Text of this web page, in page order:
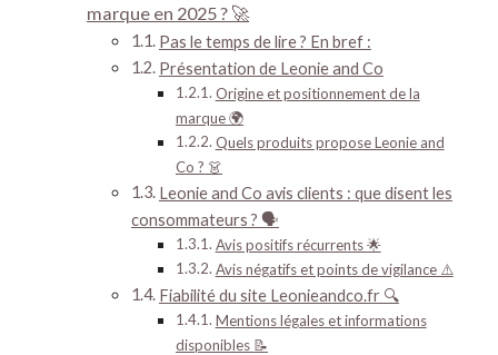
marque en 2025 ? 🚀
Pas le temps de lire ? En bref :
Présentation de Leonie and Co
Origine et positionnement de la
marque 🌍
Quels produits propose Leonie and
Co ? 👗
Leonie and Co avis clients : que disent les
consommateurs ? 🗣️
Avis positifs récurrents 🌟
Avis négatifs et points de vigilance ⚠️
Fiabilité du site Leonieandco.fr 🔍
Mentions légales et informations
disponibles 📝